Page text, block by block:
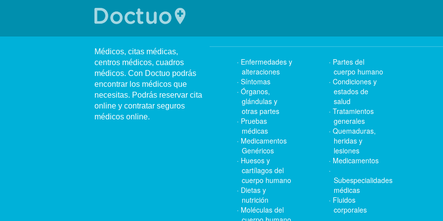
Médicos, citas médicas,
centros médicos, cuadros
médicos. Con Doctuo podrás
encontrar los médicos que
necesitas. Podrás reservar cita
online y contratar seguros
médicos online.
Enfermedades y
alteraciones
Síntomas
Órganos,
glándulas y
otras partes
Pruebas
médicas
Medicamentos
Genéricos
Huesos y
cartílagos del
cuerpo humano
Dietas y
nutrición
Moléculas del
Partes del
cuerpo humano
Condiciones y
estados de
salud
Tratamientos
generales
Quemaduras,
heridas y
lesiones
Medicamentos
Subespecialidades
médicas
Fluidos
corporales